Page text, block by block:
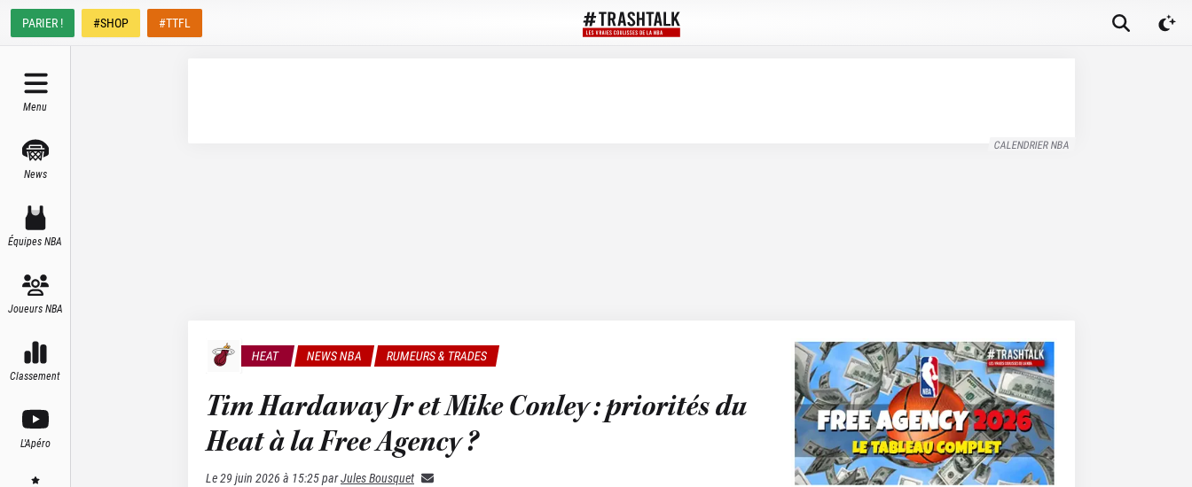
PARIER ! #SHOP #TTFL
Menu
News
Équipes NBA
Joueurs NBA
Classement
L'Apéro
CALENDRIER NBA
HEAT NEWS NBA RUMEURS & TRADES
Tim Hardaway Jr et Mike Conley : priorités du
Heat à la Free Agency ?
Le29 juin 2026 à 15:25parJules Bousquet